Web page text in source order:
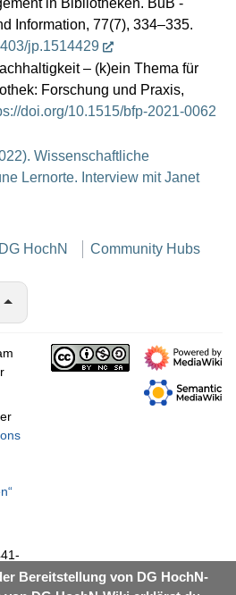
Information, 77(7), 334–335.
jp.1514429
– (k)ein Thema für
Forschung und Praxis,
doi.org/10.1515/bfp-2021-0062
Wissenschaftliche
Lernorte. Interview mit Janet
Bereitstellung von DG HochN-
HochN Community Hubs